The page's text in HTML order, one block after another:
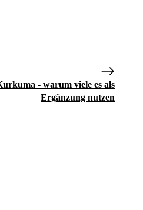
- warum viele es als
Ergänzung nutzen